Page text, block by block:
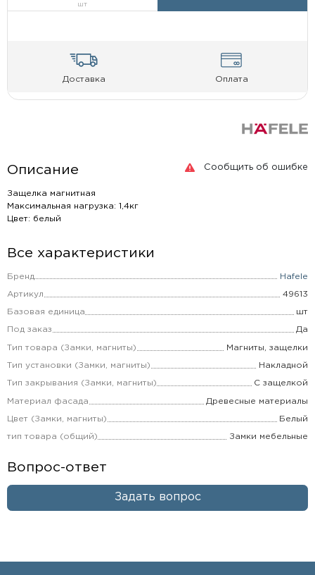
шт
Доставка Оплата
Сообщить об ошибке
Описание
Защелка магнитная
Максимальная нагрузка: 1,4кг
Цвет: белый
Все характеристики
Бренд Hafele
Артикул 49613
Базовая единица шт
Под заказ Да
Тип товара (Замки, магниты) Магниты, защелки
Тип установки (Замки, магниты) Накладной
Тип закрывания (Замки, магниты) С защелкой
Материал фасада Древесные материалы
Цвет (Замки, магниты) Белый
тип товара (общий) Замки мебельные
Вопрос-ответ
Задать вопрос